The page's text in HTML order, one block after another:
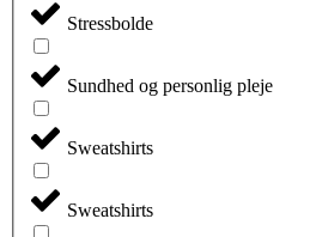
Stressbolde
Sundhed og personlig pleje
Sweatshirts
Sweatshirts